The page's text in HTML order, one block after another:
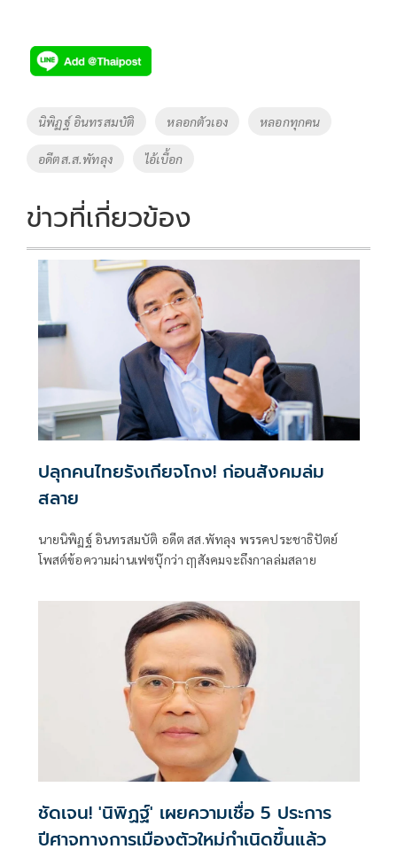
Tags
นิพิฏฐ์ อินทรสมบัติ หลอกตัวเอง หลอกทุกคน
อดีตส.ส.พัทลุง ไอ้เบื้อก
ข่าวที่เกี่ยวข้อง
ปลุกคนไทยรังเกียจโกง! ก่อนสังคมล่ม
สลาย
นายนิพิฏฐ์ อินทรสมบัติ อดีต สส.พัทลุง พรรคประชาธิปัตย์
โพสต์ข้อความผ่านเฟซบุ๊กว่า ฤๅสังคมจะถึงกาลล่มสลาย
ชัดเจน! 'นิพิฏฐ์' เผยความเชื่อ 5 ประการ
ปีศาจทางการเมืองตัวใหม่กำเนิดขึ้นแล้ว